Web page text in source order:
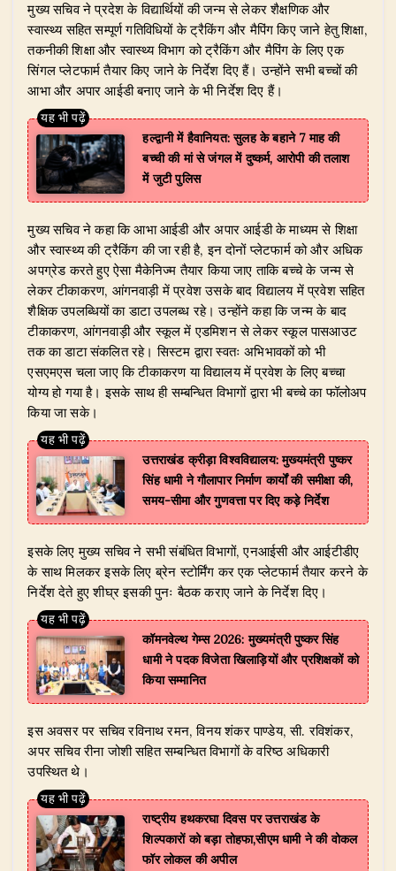
p
p
o
o
k
n m
​मुख्य सचिव ने प्रदेश के विद्यार्थियों की जन्म से लेकर शैक्षणिक और
स्वास्थ्य सहित सम्पूर्ण गतिविधियों के ट्रैकिंग और मैपिंग किए जाने हेतु शिक्षा,
तकनीकी शिक्षा और स्वास्थ्य विभाग को ट्रैकिंग और मैपिंग के लिए एक
सिंगल प्लेटफार्म तैयार किए जाने के निर्देश दिए हैं। उन्होंने सभी बच्चों की
आभा और अपार आईडी बनाए जाने के भी निर्देश दिए हैं।
हल्द्वानी में हैवानियत: सुलह के बहाने 7 माह की
बच्ची की मां से जंगल में दुष्कर्म, आरोपी की तलाश
में जुटी पुलिस
​मुख्य सचिव ने कहा कि आभा आईडी और अपार आईडी के माध्यम से शिक्षा
और स्वास्थ्य की ट्रैकिंग की जा रही है, इन दोनों प्लेटफार्म को और अधिक
अपग्रेड करते हुए ऐसा मैकेनिज्म तैयार किया जाए ताकि बच्चे के जन्म से
लेकर टीकाकरण, आंगनवाड़ी में प्रवेश उसके बाद विद्यालय में प्रवेश सहित
शैक्षिक उपलब्धियों का डाटा उपलब्ध रहे। उन्होंने कहा कि जन्म के बाद
टीकाकरण, आंगनवाड़ी और स्कूल में एडमिशन से लेकर स्कूल पासआउट
तक का डाटा संकलित रहे। सिस्टम द्वारा स्वतः अभिभावकों को भी
एसएमएस चला जाए कि टीकाकरण या विद्यालय में प्रवेश के लिए बच्चा
योग्य हो गया है। इसके साथ ही सम्बन्धित विभागों द्वारा भी बच्चे का फॉलोअप
किया जा सके।
उत्तराखंड क्रीड़ा विश्वविद्यालय: मुख्यमंत्री पुष्कर
सिंह धामी ने गौलापार निर्माण कार्यों की समीक्षा की,
समय-सीमा और गुणवत्ता पर दिए कड़े निर्देश
​इसके लिए मुख्य सचिव ने सभी संबंधित विभागों, एनआईसी और आईटीडीए
के साथ मिलकर इसके लिए ब्रेन स्टोर्मिंग कर एक प्लेटफार्म तैयार करने के
निर्देश देते हुए शीघ्र इसकी पुनः बैठक कराए जाने के निर्देश दिए।
​कॉमनवेल्थ गेम्स 2026: मुख्यमंत्री पुष्कर सिंह
धामी ने पदक विजेता खिलाड़ियों और प्रशिक्षकों को
किया सम्मानित
​इस अवसर पर सचिव रविनाथ रमन, विनय शंकर पाण्डेय, सी. रविशंकर,
अपर सचिव रीना जोशी सहित सम्बन्धित विभागों के वरिष्ठ अधिकारी
उपस्थित थे।
राष्ट्रीय हथकरघा दिवस पर उत्तराखंड के
शिल्पकारों को बड़ा तोहफा,सीएम धामी ने की वोकल
फॉर लोकल की अपील